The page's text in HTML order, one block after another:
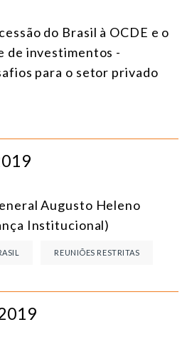
do Brasil à OCDE e o
de investimentos -
para o setor privado
Augusto Heleno
Institucional)
REUNIÕES RESTRITAS